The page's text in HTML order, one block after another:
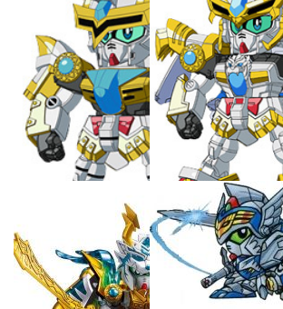
孙权高达
猛虎装·孙权高达